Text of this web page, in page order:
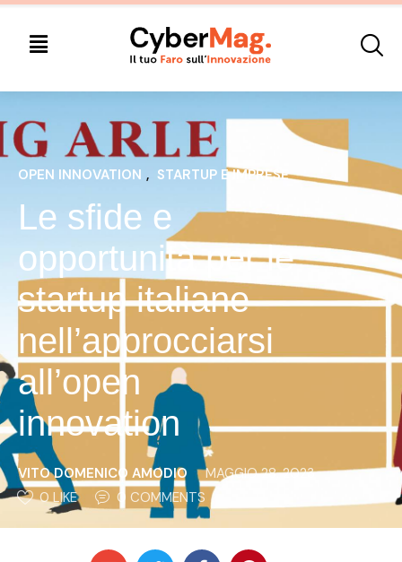
OPEN INNOVATION , STARTUP E IMPRESE
Le sfide e
opportunità per le
startup italiane
nell’approcciarsi
all’open
innovation
VITO DOMENICO AMODIO
MAGGIO 28, 2023
0 LIKE 0 COMMENTS